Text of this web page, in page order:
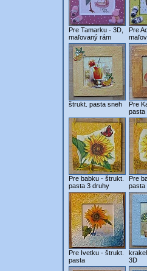
Pre Tamarku - 3D,
maľovaný rám
Pre
štrukt. pasta sneh
Pre
pasta
Pre babku - štrukt.
pasta 3 druhy
Pre
pasta
Pre Ivetku - štrukt.
pasta
3D